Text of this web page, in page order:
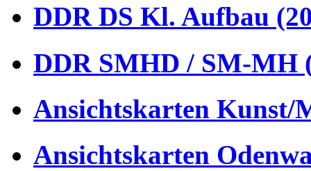
DDR DS Kl. Aufbau
DDR SMHD / SM-MH
Ansichtskarten Kunst/
Ansichtskarten